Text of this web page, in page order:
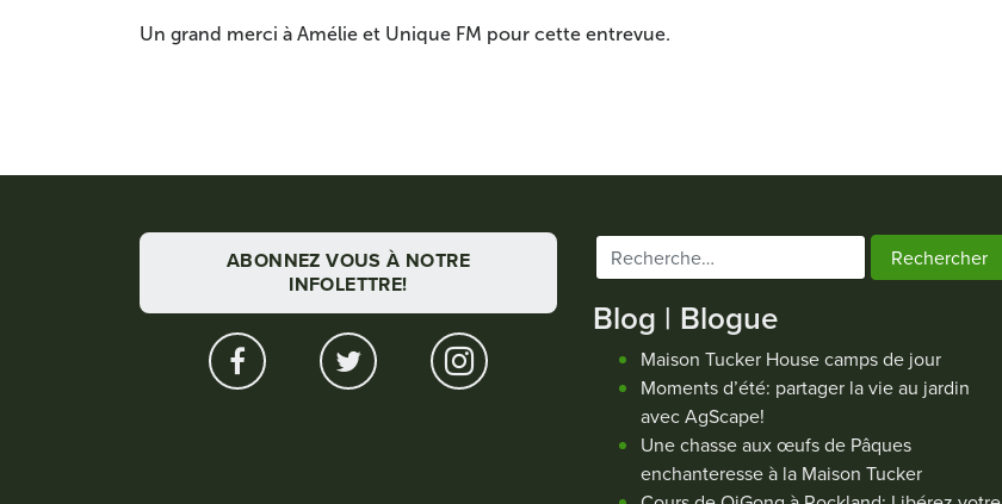
Un grand merci à Amélie et Unique FM pour cette entrevue.
ABONNEZ VOUS À NOTRE
INFOLETTRE!
Blog | Blogue
Maison Tucker House camps de jour
Moments d’été: partager la vie au jardin
avec AgScape!
Une chasse aux œufs de Pâques
enchanteresse à la Maison Tucker